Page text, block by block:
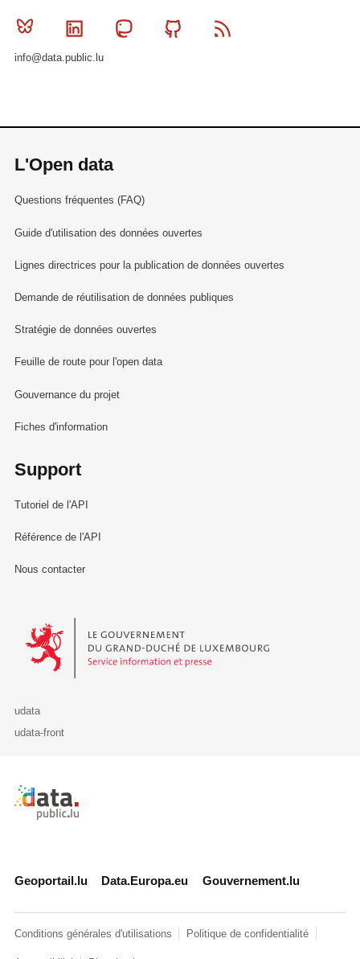
Bluesky Linkedin MastodonGithub
info@data.public.lu
L'Open data
Questions fréquentes (FAQ)
Guide d'utilisation des données ouvertes
Lignes directrices pour la publication de données ouvertes
Demande de réutilisation de données publiques
Stratégie de données ouvertes
Feuille de route pour l'open data
Gouvernance du projet
Fiches d'information
Support
Tutoriel de l'API
Référence de l'API
Nous contacter
Le Gouvernement du Grand-Duché de Luxembourg - Service
udata
udata-front
Retour à l'accueil de data.public.lu
Geoportail.lu Data.Europa.eu Gouvernement.lu
Conditions générales d'utilisations Politique de confidentialité